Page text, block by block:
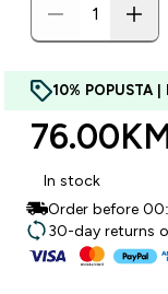
10% POPUSTA |
In stock
Order before
30-day returns